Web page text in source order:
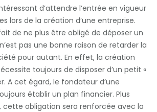
d’attendre l’entrée en vigueur
lors de la création d’une entreprise.
de ne plus être obligé de déposer un
pas une bonne raison de retarder la
pour autant. En effet, la création
toujours de disposer d’un petit «
A cet égard, le fondateur d’une
établir un plan financier. Plus
obligation sera renforcée avec la